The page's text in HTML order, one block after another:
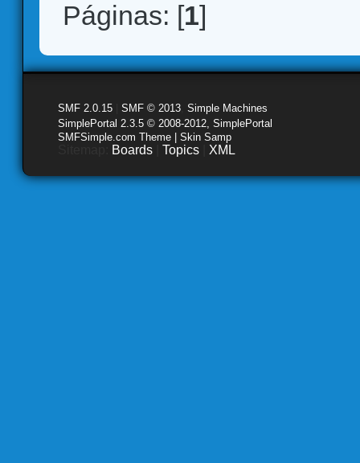
Páginas: [1]
SMF 2.0.15 SMF © 2013 Simple Machines
SimplePortal 2.3.5 © 2008-2012, SimplePortal
SMFSimple.com Theme | Skin Samp
Boards Topics XML